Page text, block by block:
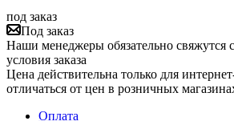
под заказ
Под заказ
Наши менеджеры обязательно свяжутся
условия заказа
Цена действительна только для
отличаться от цен в розничных
Оплата